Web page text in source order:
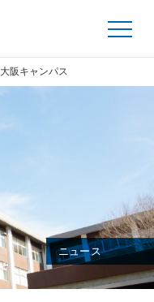
大阪キャンパス
ニュース